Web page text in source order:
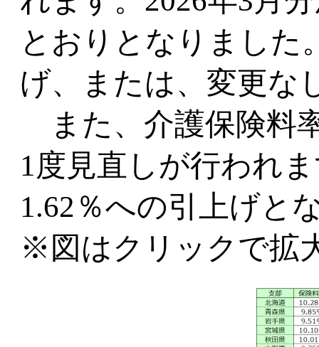
とおりとなりました
げ、または、変更な
また、介護保険料
1度見直しが行われ
1.62％への引上げと
※図はクリックで拡